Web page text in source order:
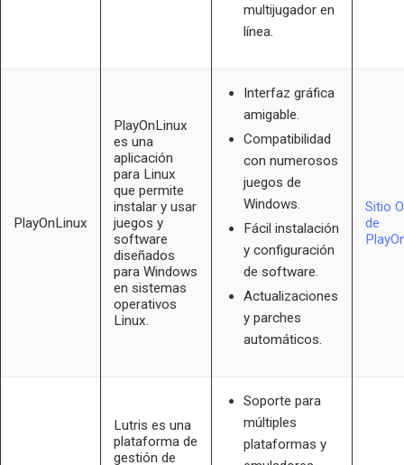
multijugador en
línea.
PlayOnLinux
PlayOnLinux
es una
aplicación
para Linux
que permite
instalar y usar
juegos y
software
diseñados
para Windows
en sistemas
operativos
Linux.
Interfaz gráfica
amigable.
Compatibilidad
con numerosos
juegos de
Windows.
Fácil instalación
y configuración
de software.
Actualizaciones
y parches
automáticos.
Sitio
de
Lutris es una
plataforma de
gestión de
Soporte para
múltiples
plataformas y